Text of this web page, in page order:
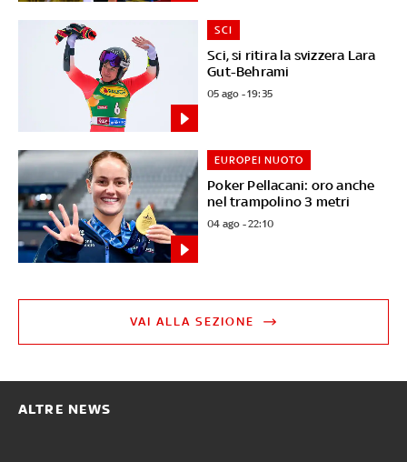
Sci, si ritira la svizzera Lara
Gut-Behrami
SCI
05 ago - 19:35
Poker Pellacani: oro anche
nel trampolino 3 metri
EUROPEI NUOTO
04 ago - 22:10
VAI ALLA SEZIONE
ALTRE NEWS